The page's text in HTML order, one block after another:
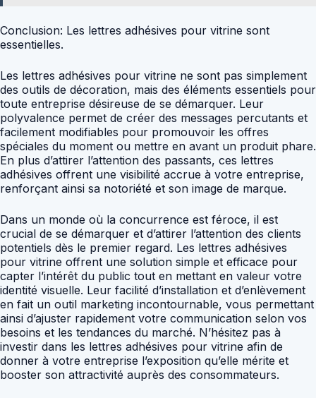
Conclusion: Les lettres adhésives pour vitrine sont
essentielles.
Les lettres adhésives pour vitrine ne sont pas simplement
des outils de décoration, mais des éléments essentiels pour
toute entreprise désireuse de se démarquer. Leur
polyvalence permet de créer des messages percutants et
facilement modifiables pour promouvoir les offres
spéciales du moment ou mettre en avant un produit phare.
En plus d’attirer l’attention des passants, ces lettres
adhésives offrent une visibilité accrue à votre entreprise,
renforçant ainsi sa notoriété et son image de marque.
Dans un monde où la concurrence est féroce, il est
crucial de se démarquer et d’attirer l’attention des clients
potentiels dès le premier regard. Les lettres adhésives
pour vitrine offrent une solution simple et efficace pour
capter l’intérêt du public tout en mettant en valeur votre
identité visuelle. Leur facilité d’installation et d’enlèvement
en fait un outil marketing incontournable, vous permettant
ainsi d’ajuster rapidement votre communication selon vos
besoins et les tendances du marché. N’hésitez pas à
investir dans les lettres adhésives pour vitrine afin de
donner à votre entreprise l’exposition qu’elle mérite et
booster son attractivité auprès des consommateurs.